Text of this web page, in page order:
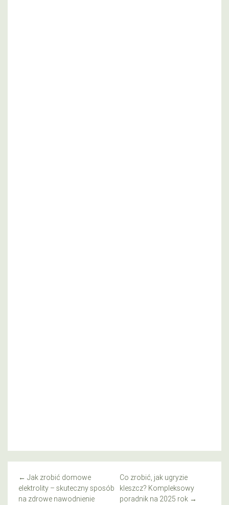
← Jak zrobić domowe
elektrolity – skuteczny sposób
na zdrowe nawodnienie
Co zrobić, jak ugryzie
kleszcz? Kompleksowy
poradnik na 2025 rok →